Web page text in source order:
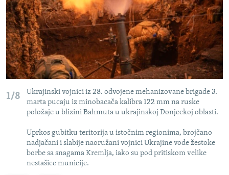
1/8
Ukrajinski vojnici iz 28. odvojene mehanizovane brigade 3.
marta pucaju iz minobacača kalibra 122 mm na ruske
položaje u blizini Bahmuta u ukrajinskoj Donjeckoj oblasti.
Uprkos gubitku teritorija u istočnim regionima, brojčano
nadjačani i slabije naoružani vojnici Ukrajine vode žestoke
borbe sa snagama Kremlja, iako su pod pritiskom velike
nestašice municije.